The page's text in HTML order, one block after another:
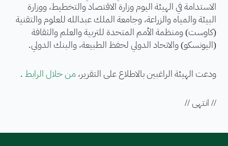
الاستدامة في الهيئة اليوم وزارة الاقتصاد والتخطيط، ووزارة
البيئة والمياه والزراعة، وجامعة الملك عبدالله للعلوم والتقنية
(كاوست) ومنظمة الأمم المتحدة للتربية والعلم والثقافة
(اليونسكو) والاتحاد الدولي لحفظ الطبيعة، والبنك الدولي.
ودعت الهيئة الراغبين بالاطلاع على التقرير، من خلال الرابط.
// انتهى //